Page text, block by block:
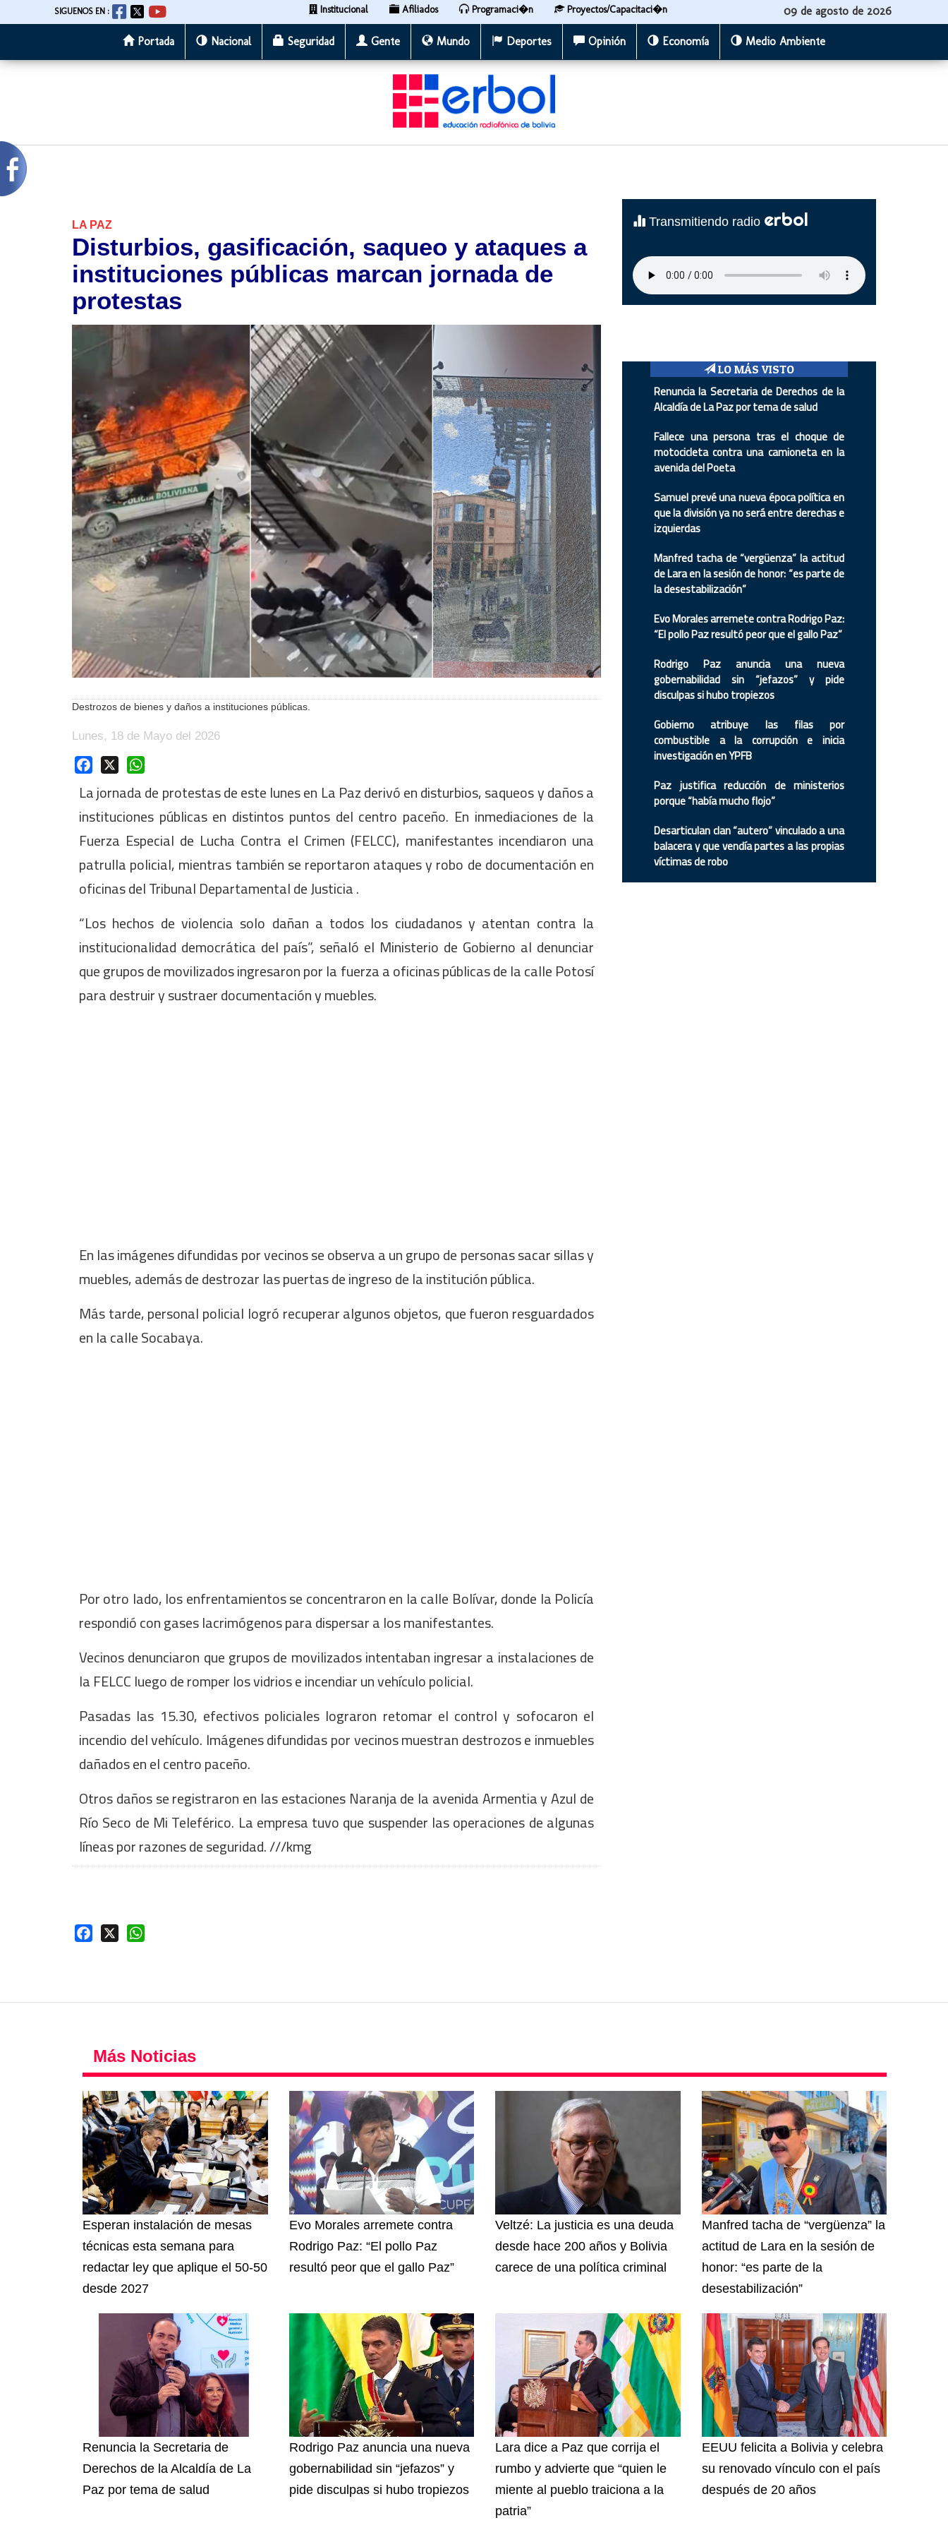
al
SIGUENOS EN : Institucional Afiliados Programaci�n Proyectos/Capacitaci�n 09 de agosto de 2026
Portada Nacional Seguridad Gente Mundo Deportes Opinión Economía Medio Ambiente
LA PAZ
Disturbios, gasificación, saqueo y ataques a
instituciones públicas marcan jornada de
protestas
Destrozos de bienes y daños a instituciones públicas.
Lunes, 18 de Mayo del 2026
Facebook
La jornada de protestas de este lunes en La Paz derivó en disturbios, saqueos y daños a
instituciones públicas en distintos puntos del centro paceño. En inmediaciones de la
Fuerza Especial de Lucha Contra el Crimen (FELCC), manifestantes incendiaron una
patrulla policial, mientras también se reportaron ataques y robo de documentación en
oficinas del Tribunal Departamental de Justicia .
“Los hechos de violencia solo dañan a todos los ciudadanos y atentan contra la
institucionalidad democrática del país”, señaló el Ministerio de Gobierno al denunciar
que grupos de movilizados ingresaron por la fuerza a oficinas públicas de la calle Potosí
para destruir y sustraer documentación y muebles.
En las imágenes difundidas por vecinos se observa a un grupo de personas sacar sillas y
muebles, además de destrozar las puertas de ingreso de la institución pública.
Más tarde, personal policial logró recuperar algunos objetos, que fueron resguardados
en la calle Socabaya.
Por otro lado, los enfrentamientos se concentraron en la calle Bolívar, donde la Policía
respondió con gases lacrimógenos para dispersar a los manifestantes.
Vecinos denunciaron que grupos de movilizados intentaban ingresar a instalaciones de
la FELCC luego de romper los vidrios e incendiar un vehículo policial.
Pasadas las 15.30, efectivos policiales lograron retomar el control y sofocaron el
incendio del vehículo. Imágenes difundidas por vecinos muestran destrozos e inmuebles
dañados en el centro paceño.
Otros daños se registraron en las estaciones Naranja de la avenida Armentia y Azul de
Río Seco de Mi Teleférico. La empresa tuvo que suspender las operaciones de algunas
líneas por razones de seguridad. ///kmg
Facebook
Transmitiendo radio erbol
LO MÁS VISTO
Renuncia la Secretaria de Derechos de la
Alcaldía de La Paz por tema de salud
Fallece una persona tras el choque de
motocicleta contra una camioneta en la
avenida del Poeta
Samuel prevé una nueva época política en
que la división ya no será entre derechas e
izquierdas
Manfred tacha de “vergüenza” la actitud
de Lara en la sesión de honor: “es parte de
la desestabilización”
Evo Morales arremete contra Rodrigo Paz:
“El pollo Paz resultó peor que el gallo Paz”
Rodrigo Paz anuncia una nueva
gobernabilidad sin “jefazos” y pide
disculpas si hubo tropiezos
Gobierno atribuye las filas por
combustible a la corrupción e inicia
investigación en YPFB
Paz justifica reducción de ministerios
porque “había mucho flojo”
Desarticulan clan “autero” vinculado a una
balacera y que vendía partes a las propias
víctimas de robo
Más Noticias
Esperan instalación de mesas
técnicas esta semana para
redactar ley que aplique el 50-50
desde 2027
Evo Morales arremete contra
Rodrigo Paz: “El pollo Paz
resultó peor que el gallo Paz”
Veltzé: La justicia es una deuda
desde hace 200 años y Bolivia
carece de una política criminal
Manfred tacha de “vergüenza” la
actitud de Lara en la sesión de
honor: “es parte de la
desestabilización”
Renuncia la Secretaria de
Derechos de la Alcaldía de La
Paz por tema de salud
Rodrigo Paz anuncia una nueva
gobernabilidad sin “jefazos” y
pide disculpas si hubo tropiezos
Lara dice a Paz que corrija el
rumbo y advierte que “quien le
miente al pueblo traiciona a la
patria”
EEUU felicita a Bolivia y celebra
su renovado vínculo con el país
después de 20 años